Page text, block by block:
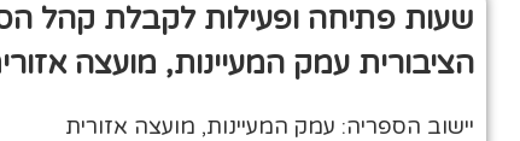
שעות פתיחה ופעילות לקבלת קהל
הציבורית עמק המעיינות, מועצה
יישוב הספריה: עמק המעיינות, מועצה אזורית